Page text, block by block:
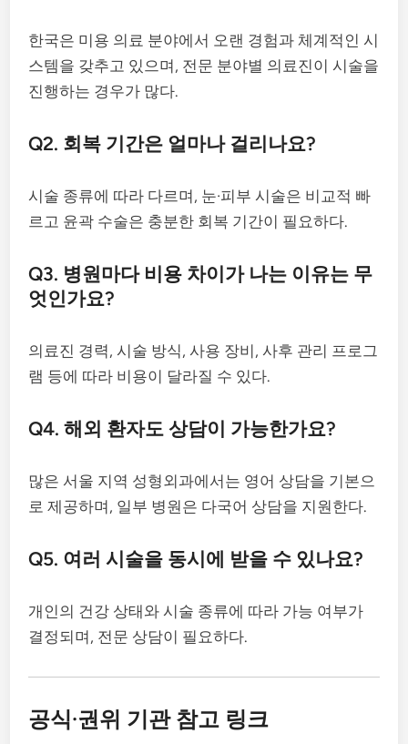
한국은 미용 의료 분야에서 오랜 경험과 체계적인 시
스템을 갖추고 있으며, 전문 분야별 의료진이 시술을
진행하는 경우가 많다.
Q2. 회복 기간은 얼마나 걸리나요?
시술 종류에 따라 다르며, 눈·피부 시술은 비교적 빠
르고 윤곽 수술은 충분한 회복 기간이 필요하다.
Q3. 병원마다 비용 차이가 나는 이유는 무
엇인가요?
의료진 경력, 시술 방식, 사용 장비, 사후 관리 프로그
램 등에 따라 비용이 달라질 수 있다.
Q4. 해외 환자도 상담이 가능한가요?
많은 서울 지역 성형외과에서는 영어 상담을 기본으
로 제공하며, 일부 병원은 다국어 상담을 지원한다.
Q5. 여러 시술을 동시에 받을 수 있나요?
개인의 건강 상태와 시술 종류에 따라 가능 여부가
결정되며, 전문 상담이 필요하다.
공식·권위 기관 참고 링크